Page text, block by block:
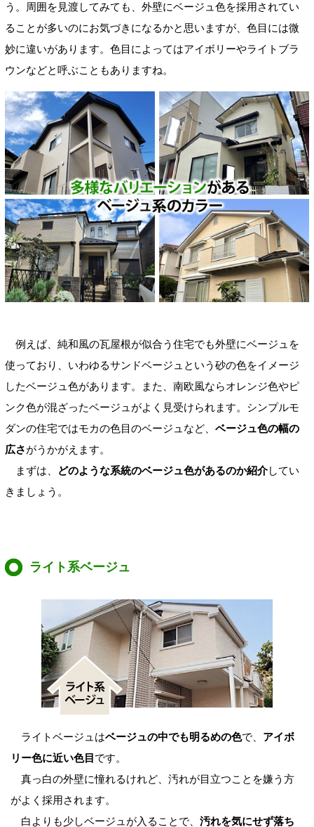
う。周囲を見渡してみても、外壁にベージュ色を採用されてい
ることが多いのにお気づきになるかと思いますが、色目には微
妙に違いがあります。色目によってはアイボリーやライトブラ
ウンなどと呼ぶこともありますね。
例えば、純和風の瓦屋根が似合う住宅でも外壁にベージュを
使っており、いわゆるサンドベージュという砂の色をイメージ
したベージュ色があります。また、南欧風ならオレンジ色やピ
ンク色が混ざったベージュがよく見受けられます。シンプルモ
ダンの住宅ではモカの色目のベージュなど、 ベージュ色の幅の
広さがうかがえます。
まずは、
どのような系統のベージュ色があるのか紹介してい
きましょう。
ライト系ベージュ
ライトベージュはベージュの中でも明るめの色で、 アイボ
リー色に近い色目 です。
真っ白の外壁に憧れるけれど、汚れが目立つことを嫌う方
がよく採用されます。
白よりも少しベージュが入ることで、 汚れを気にせず落ち